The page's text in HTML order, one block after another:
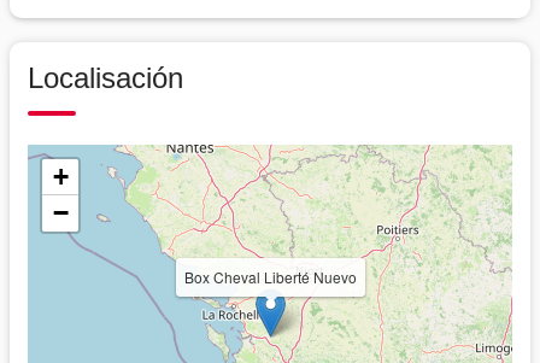
Localisación
Box Cheval Liberté Nuevo
+
−